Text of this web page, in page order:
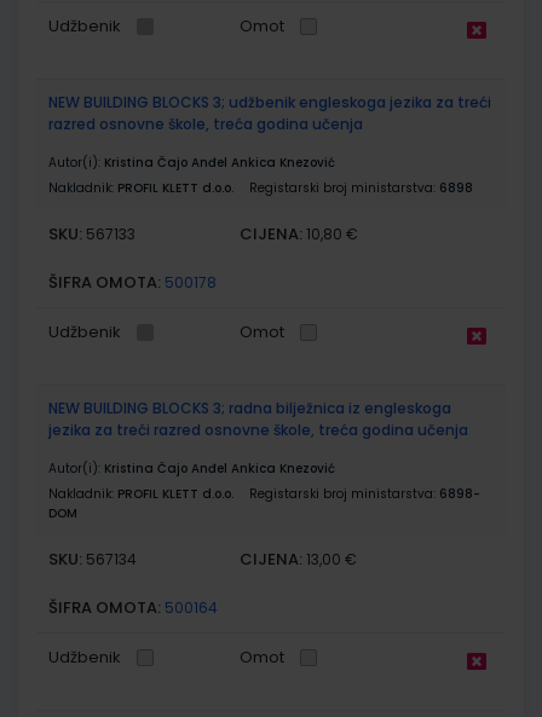
Udžbenik Omot
NEW BUILDING BLOCKS 3; udžbenik engleskoga jezika za treći
razred osnovne škole, treća godina učenja
Autor(i): Kristina Čajo Anđel Ankica Knezović
Nakladnik: PROFIL KLETT d.o.o. Registarski broj ministarstva: 6898
SKU: 567133 CIJENA: 10,80 €
ŠIFRA OMOTA: 500178
Udžbenik Omot
NEW BUILDING BLOCKS 3; radna bilježnica iz engleskoga
jezika za treći razred osnovne škole, treća godina učenja
Autor(i): Kristina Čajo Anđel Ankica Knezović
Nakladnik: PROFIL KLETT d.o.o. Registarski broj ministarstva: 6898-
DOM
SKU: 567134 CIJENA: 13,00 €
ŠIFRA OMOTA: 500164
Udžbenik Omot